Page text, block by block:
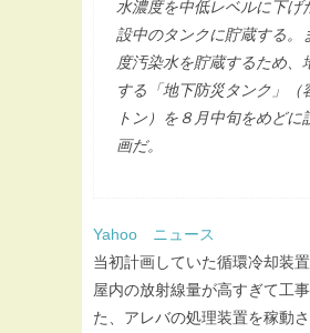
水濃度を中低レベルに下げ
設中のタンクに貯蔵する。
度汚染水を貯蔵するため、
する「地下防災タンク」（
トン）を８月中旬をめどに
画だ。
Yahoo ニュース
当初計画していた循環冷却装
屋内の放射線量が高すぎて工
た、アレバの処理装置を稼動